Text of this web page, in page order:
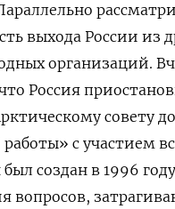
выхода России из
организаций.
Россия
совету
с участием
создан в 1996
вопросов,